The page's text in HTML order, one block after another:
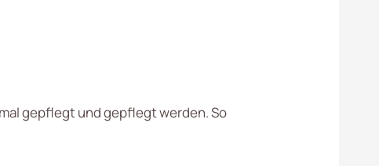
gepflegt und gepflegt werden. So